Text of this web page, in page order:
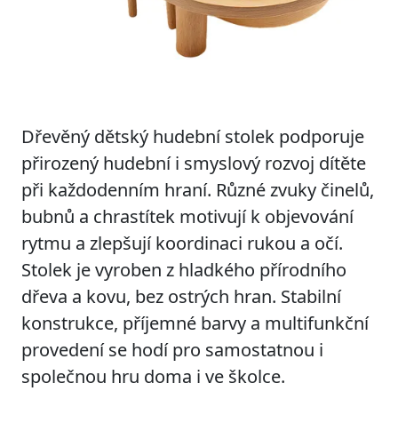
Dřevěný dětský hudební stolek podporuje
přirozený hudební i smyslový rozvoj dítěte
při každodenním hraní. Různé zvuky činelů,
bubnů a chrastítek motivují k objevování
rytmu a zlepšují koordinaci rukou a očí.
Stolek je vyroben z hladkého přírodního
dřeva a kovu, bez ostrých hran. Stabilní
konstrukce, příjemné barvy a multifunkční
provedení se hodí pro samostatnou i
společnou hru doma i ve školce.